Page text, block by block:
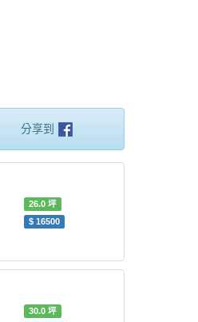
分享到
26.0坪
$ 16500
30.0坪